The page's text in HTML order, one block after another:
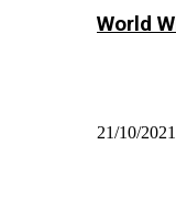
World
21/10/2021